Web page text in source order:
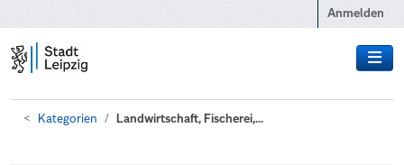
Anmelden
Kategorien Landwirtschaft, Fischerei,...